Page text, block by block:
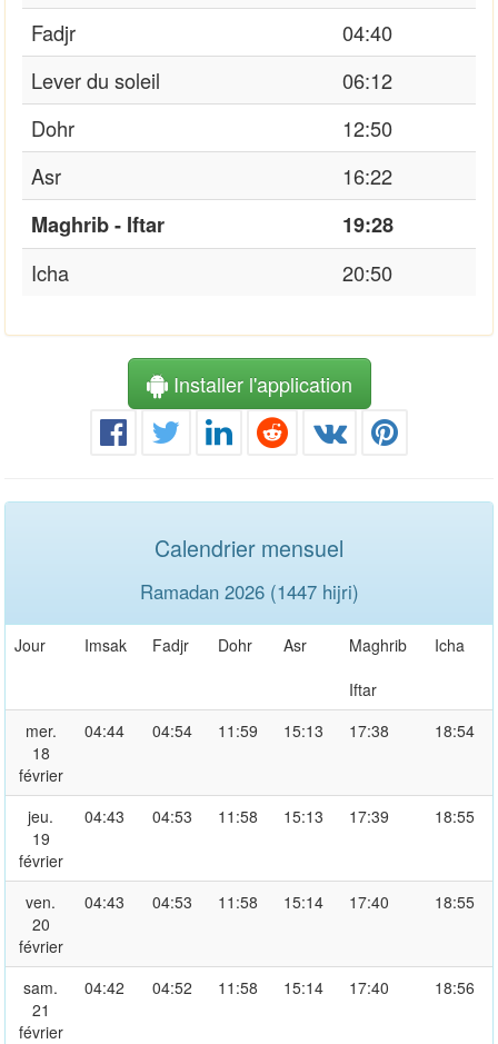
Fadjr
04:40
Lever du soleil
06:12
Dohr
12:50
Asr
16:22
Maghrib - Iftar
19:28
Icha
20:50
Installer l'application
Calendrier mensuel
Ramadan 2026 (1447 hijri)
Jour Imsak Fadjr Dohr Asr
Maghrib
Iftar
Icha
mer.
18
février
04:44 04:54 11:59 15:13 17:38 18:54
jeu.
19
février
04:43 04:53 11:58 15:13 17:39 18:55
ven.
20
février
04:43 04:53 11:58 15:14 17:40 18:55
sam.
21
février
04:42 04:52 11:58 15:14 17:40 18:56